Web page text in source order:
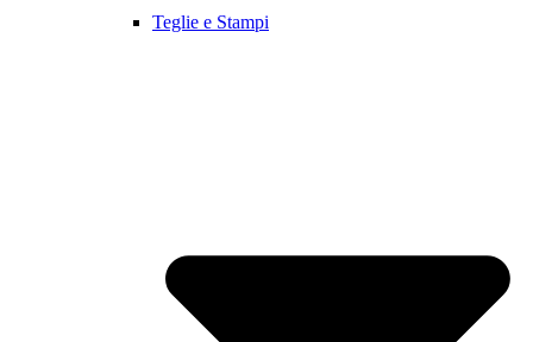
Teglie e Stampi